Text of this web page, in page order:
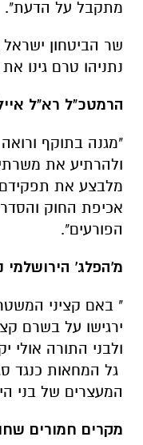
מתקבל על הדעת".
שר הביטחון
נתניהו טרם גינו
הרמטכ"ל רא"ל
"מגנה בתוקף ורואה
ולהרתיע את
מלבצע את
אכיפת החוק
הפורעים".
מ'הפלג' הירושלמי
" באם קציני
ירגישו על בשרם
ולבני התורה אולי
גל המחאות כנגד
המעצרים של בני
מקרים חמורים